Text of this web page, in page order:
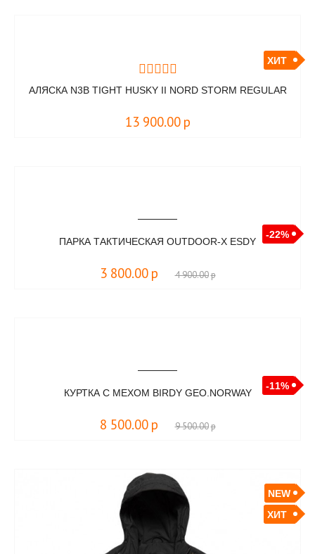
ХИТ
АЛЯСКА N3B TIGHT HUSKY II NORD STORM REGULAR
13 900.00 р
-22%
ПАРКА ТАКТИЧЕСКАЯ OUTDOOR-X ESDY
3 800.00 р 4 900.00р
-11%
КУРТКА С МЕХОМ BIRDY GEO.NORWAY
8 500.00 р 9 500.00р
NEW
ХИТ